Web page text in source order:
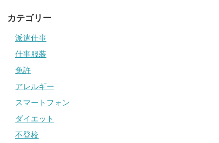
カテゴリー
派遣仕事
仕事服装
免許
アレルギー
スマートフォン
ダイエット
不登校